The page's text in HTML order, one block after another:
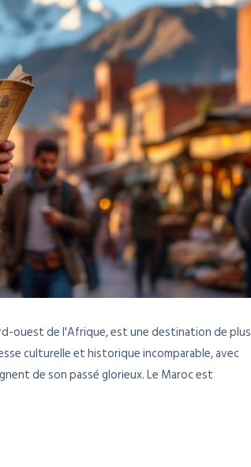
ouest de l'Afrique, est une destination de plus
culturelle et historique incomparable, avec
de son passé glorieux. Le Maroc est